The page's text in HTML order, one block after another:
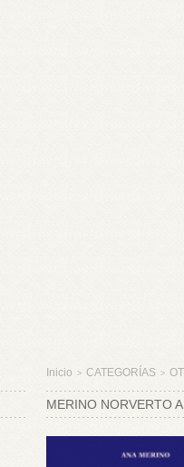
Inicio > CATEGORÍAS >
MERINO NORVERTO